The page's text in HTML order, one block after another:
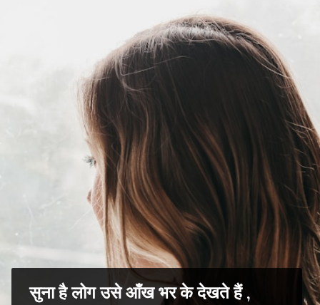
सुना है लोग उसे आँख भर के देखते हैं ,